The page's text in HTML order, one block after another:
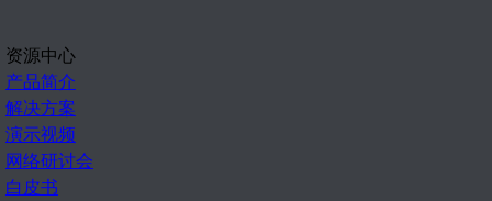
资源中心
产品简介
解决方案
演示视频
网络研讨会
白皮书